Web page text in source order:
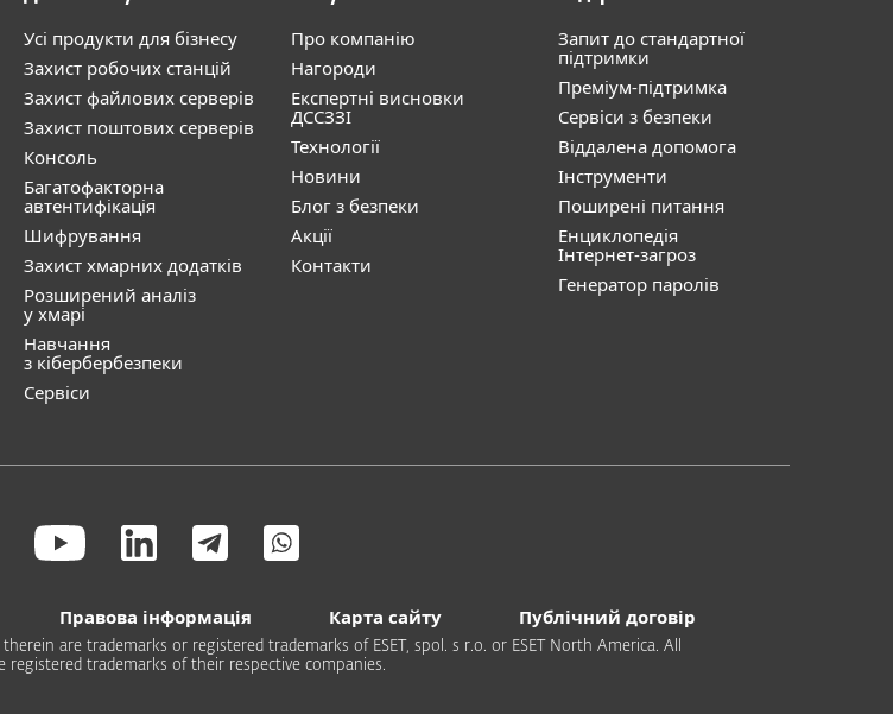
Усі продукти для бізнесу
Захист робочих станцій
Захист файлових серверів
Захист поштових серверів
Консоль
Багатофакторна
автентифікація
Шифрування
Захист хмарних додатків
Розширений аналіз
у хмарі
Навчання
з кібербербезпеки
Сервіси
Про компанію
Нагороди
Експертні висновки
ДССЗЗІ
Технології
Новини
Блог з безпеки
Акції
Контакти
Запит до стандартної
підтримки
Преміум-підтримка
Сервіси з безпеки
Віддалена допомога
Інструменти
Поширені питання
Енциклопедія
Інтернет-загроз
Генератор паролів
Правова інформація Карта сайту Публічний договір
are trademarks or registered trademarks of ESET, spol. s r.o. or ESET North America. All
registered trademarks of their respective companies.